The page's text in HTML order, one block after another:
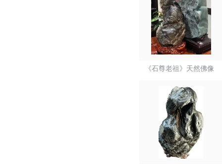
《石尊老祖》天然佛像